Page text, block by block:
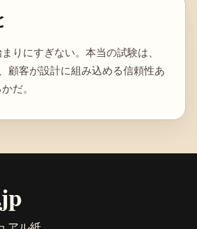
りにすぎない。本当の試験は、
顧客が設計に組み込める信頼性あ
だ。